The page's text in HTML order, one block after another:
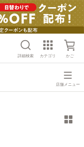
詳細検索 カテゴリ かご
店舗メニュー